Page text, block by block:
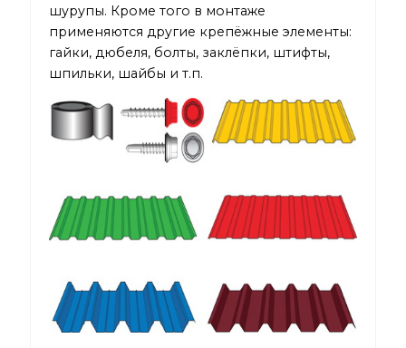
шурупы. Кроме того в монтаже
применяются другие крепёжные элементы:
гайки, дюбеля, болты, заклёпки, штифты,
шпильки, шайбы и т.п.